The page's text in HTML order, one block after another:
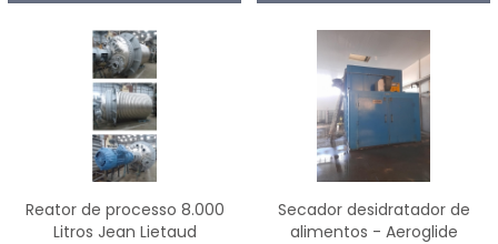
Reator de processo 8.000
Litros Jean Lietaud
Secador desidratador de
alimentos - Aeroglide